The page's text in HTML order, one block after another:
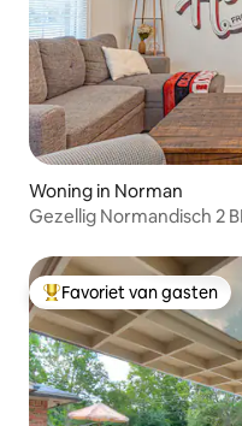
Woning in Norman
Gezellig Normandisch 2
Topfavoriet van gasten
Favoriet van gasten